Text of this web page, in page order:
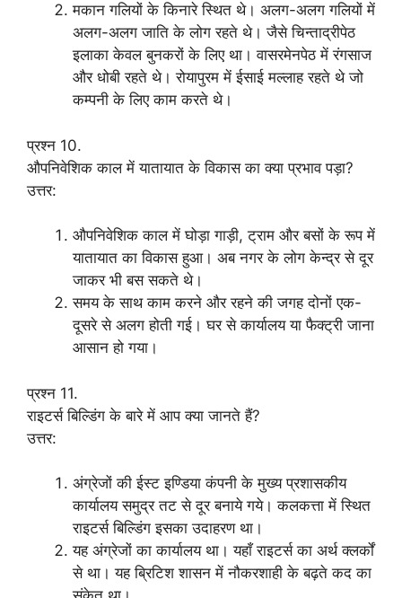
मकान गलियों के किनारे स्थित थे। अलग-अलग गलियों में
अलग-अलग जाति के लोग रहते थे। जैसे चिन्ताद्रीपेठ
इलाका केवल बुनकरों के लिए था। वासरमेनपेठ में रंगसाज
और धोबी रहते थे। रोयापुरम में ईसाई मल्लाह रहते थे जो
कम्पनी के लिए काम करते थे।
प्रश्न 10.
औपनिवेशिक काल में यातायात के विकास का क्या प्रभाव पड़ा?
उत्तर:
औपनिवेशिक काल में घोड़ा गाड़ी, ट्राम और बसों के रूप में
यातायात का विकास हुआ। अब नगर के लोग केन्द्र से दूर
जाकर भी बस सकते थे।
समय के साथ काम करने और रहने की जगह दोनों एक-
दूसरे से अलग होती गई। घर से कार्यालय या फैक्ट्री जाना
आसान हो गया।
प्रश्न 11.
राइटर्स बिल्डिंग के बारे में आप क्या जानते हैं?
उत्तर:
अंग्रेजों की ईस्ट इण्डिया कंपनी के मुख्य प्रशासकीय
कार्यालय समुद्र तट से दूर बनाये गये। कलकत्ता में स्थित
राइटर्स बिल्डिंग इसका उदाहरण था।
यह अंग्रेजों का कार्यालय था। यहाँ राइटर्स का अर्थ क्लर्कों
से था। यह ब्रिटिश शासन में नौकरशाही के बढ़ते कद का